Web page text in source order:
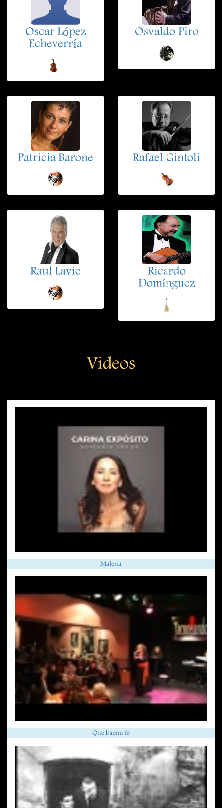
Oscar López
Echeverría
Osvaldo Piro
Patricia Barone Rafael Gintoli
Raul Lavie
Ricardo
Domínguez
Videos
Malena
Que buena fe